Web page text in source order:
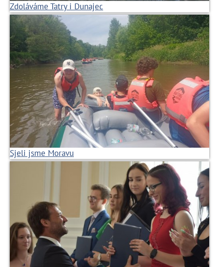
Zdoláváme Tatry i Dunajec
Sjeli jsme Moravu